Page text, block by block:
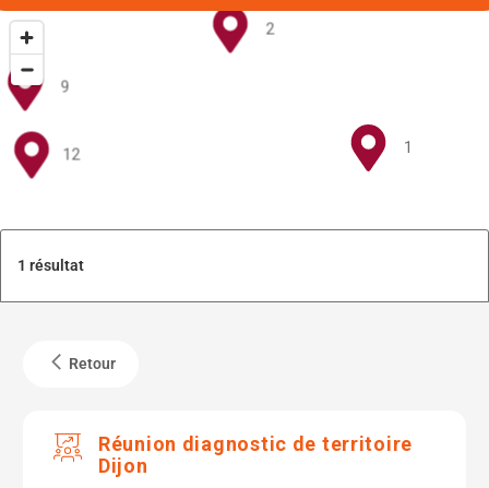
2
1
12
9
1 résultat
Retour
Réunion diagnostic de territoire
Dijon